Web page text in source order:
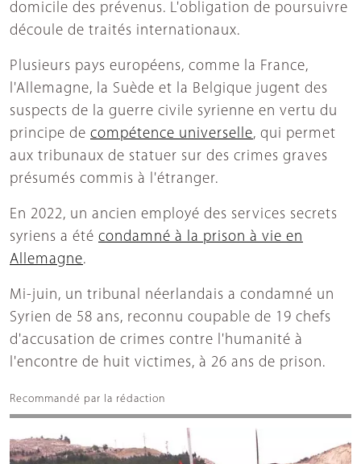
domicile des prévenus. L'obligation de poursuivre
découle de traités internationaux.
Plusieurs pays européens, comme la France,
l'Allemagne, la Suède et la Belgique jugent des
suspects de la guerre civile syrienne en vertu du
principe de compétence universelle, qui permet
aux tribunaux de statuer sur des crimes graves
présumés commis à l'étranger.
En 2022, un ancien employé des services secrets
syriens a été condamné à la prison à vie en
Allemagne.
Mi-juin, un tribunal néerlandais a condamné un
Syrien de 58 ans, reconnu coupable de 19 chefs
d'accusation de crimes contre l'humanité à
l'encontre de huit victimes, à 26 ans de prison.
Recommandé par la rédaction